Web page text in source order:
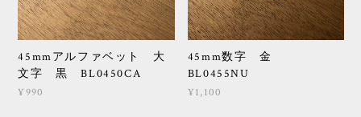
45mmアルファベット 大
文字 黒 BL0450CA
¥990
45mm数字 金
BL0455NU
¥1,100